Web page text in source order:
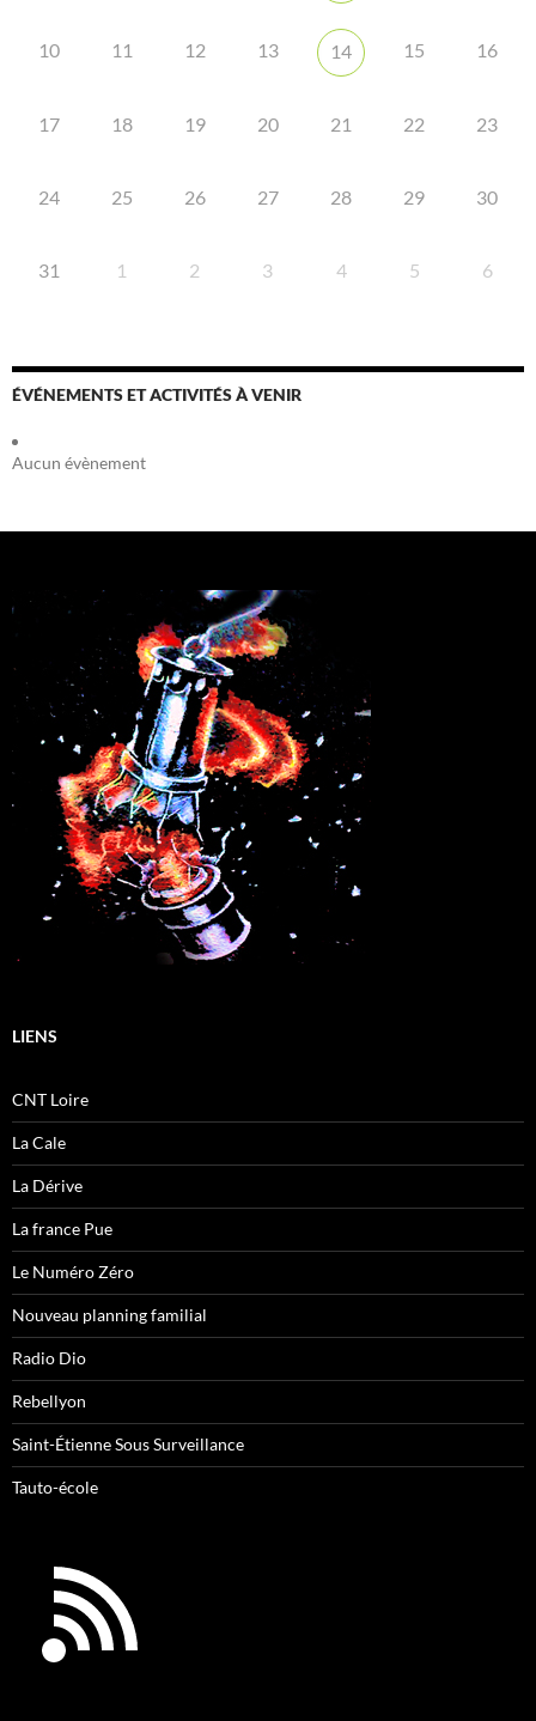
10 11 12 13 14 15 16
17 18 19 20 21 22 23
24 25 26 27 28 29 30
31 1 2 3 4 5 6
ÉVÉNEMENTS ET ACTIVITÉS À VENIR
Aucun évènement
LIENS
CNT Loire
La Cale
La Dérive
La france Pue
Le Numéro Zéro
Nouveau planning familial
Radio Dio
Rebellyon
Saint-Étienne Sous Surveillance
Tauto-école